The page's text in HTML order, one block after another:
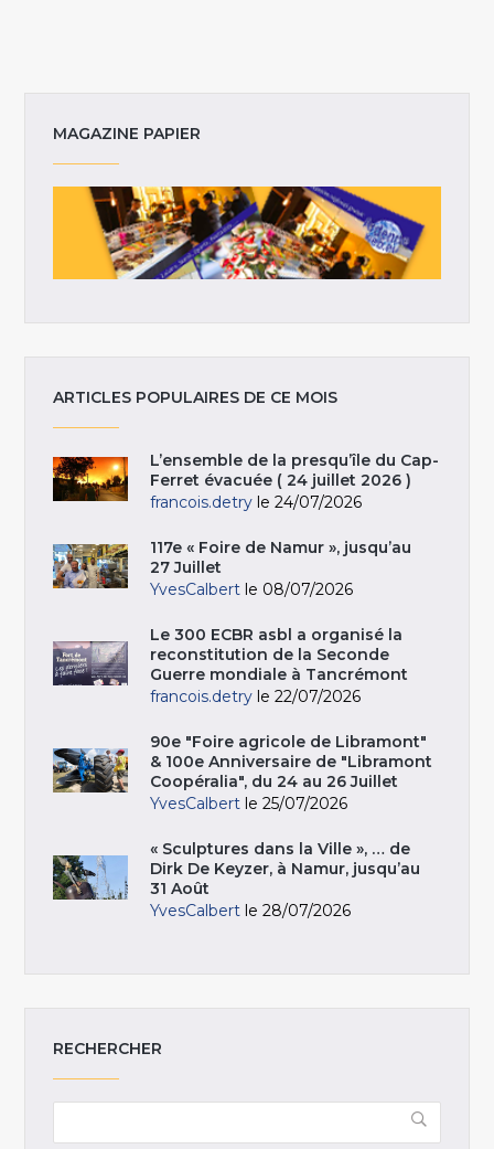
MAGAZINE PAPIER
ARTICLES POPULAIRES DE CE MOIS
L’ensemble de la presqu’île du Cap-
Ferret évacuée ( 24 juillet 2026 )
francois.detry le 24/07/2026
117e « Foire de Namur », jusqu’au
27 Juillet
YvesCalbert le 08/07/2026
Le 300 ECBR asbl a organisé la
reconstitution de la Seconde
Guerre mondiale à Tancrémont
francois.detry le 22/07/2026
90e "Foire agricole de Libramont"
& 100e Anniversaire de "Libramont
Coopéralia", du 24 au 26 Juillet
YvesCalbert le 25/07/2026
« Sculptures dans la Ville », … de
Dirk De Keyzer, à Namur, jusqu’au
31 Août
YvesCalbert le 28/07/2026
RECHERCHER